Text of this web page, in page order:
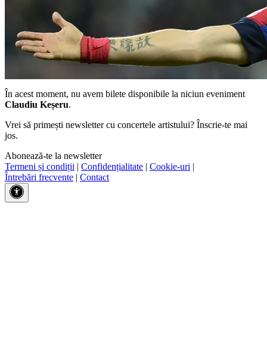
În acest moment, nu avem bilete disponibile la niciun eveniment
Claudiu Keșeru.
Vrei să primești newsletter cu concertele artistului? Înscrie-te mai
jos.
Abonează-te la newsletter
Termeni și condiții | Confidențialitate | Cookie-uri |
Întrebări frecvente | Contact